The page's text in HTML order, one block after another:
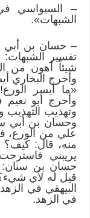
– السيواسي
الشبهات».
– حسان بن أبي
تفسير
شيئاً أهون من
وأخرج البخاري
«ما أيسر
وأخرج أبو
وتهذيب التهذيب
وحسان بن أبي
علي من الورع،
منه، قال: كيف؟
يريبني
حسان بن سنان:
قيل له لأي
البيهقي في
في الزهد.